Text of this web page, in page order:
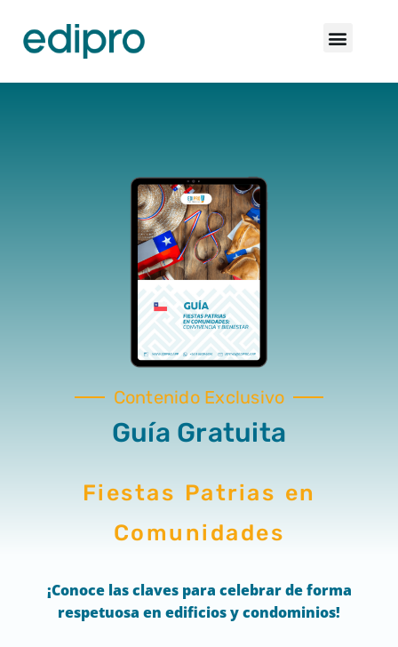
Contenido Exclusivo
Guía Gratuita
Fiestas Patrias en
Comunidades
¡Conocelas claves para celebrar de forma
respetuosa en edificios y condominios!